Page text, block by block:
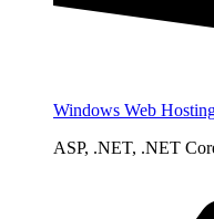
Windows Web
ASP, .NET, .NET